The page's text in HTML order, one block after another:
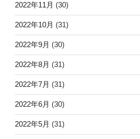
2022年11月 (30)
2022年10月 (31)
2022年9月 (30)
2022年8月 (31)
2022年7月 (31)
2022年6月 (30)
2022年5月 (31)